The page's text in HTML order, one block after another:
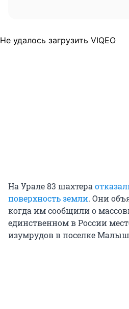
Не удалось загрузить VIQEO
На Урале 83 шахтера
поверхность земли. Они
когда им сообщили о
единственном в России
изумрудов в поселке